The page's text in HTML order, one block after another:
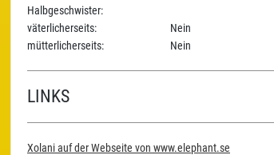
Halbgeschwister:
väterlicherseits:
Nein
mütterlicherseits:
Nein
LINKS
Xolani auf der Webseite von www.elephant.se